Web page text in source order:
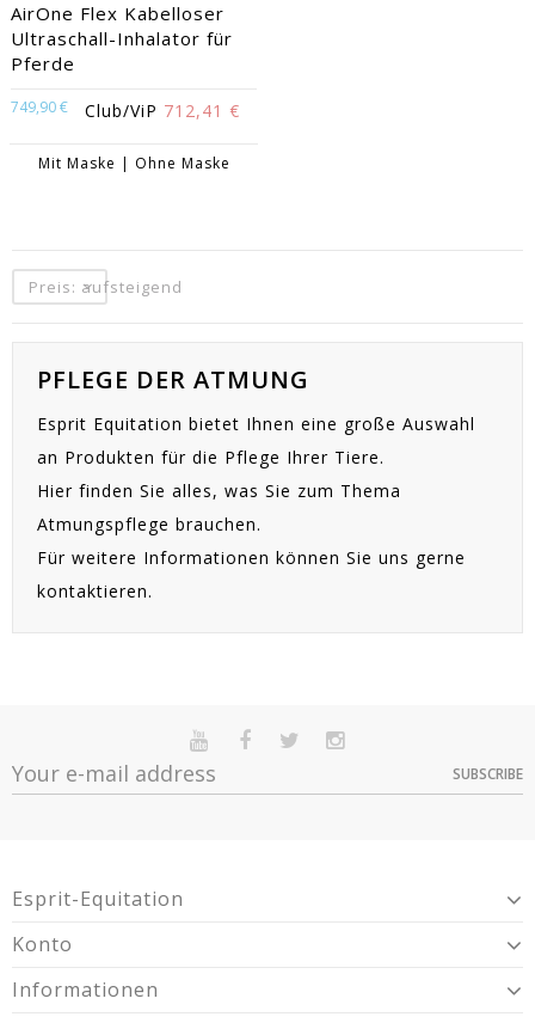
AirOne Flex Kabelloser
Ultraschall-Inhalator für
Pferde
749,90 € Club/ViP 712,41 €
Mit Maske | Ohne Maske
Preis: aufsteigend
PFLEGE DER ATMUNG
Esprit Equitation bietet Ihnen eine große Auswahl
an Produkten für die Pflege Ihrer Tiere.
Hier finden Sie alles, was Sie zum Thema
Atmungspflege brauchen.
Für weitere Informationen können Sie uns gerne
kontaktieren.
SUBSCRIBE
Esprit-Equitation
Konto
Informationen